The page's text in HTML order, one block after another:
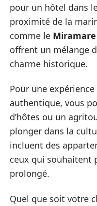
pour un hôtel dans
proximité de la
comme le
offrent un mélange
charme historique.
Pour une
authentique, vous
d’hôtes ou un
plonger dans la
incluent des
ceux qui souhaitent
prolongé.
Quel que soit votre